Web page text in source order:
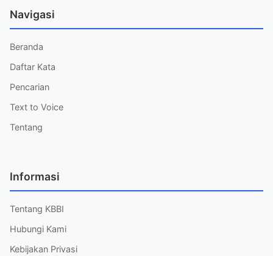
Navigasi
Beranda
Daftar Kata
Pencarian
Text to Voice
Tentang
Informasi
Tentang KBBI
Hubungi Kami
Kebijakan Privasi